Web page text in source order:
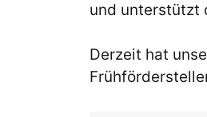
und unterstützt
Derzeit hat